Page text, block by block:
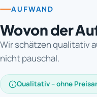
AUFWAND
Wovon der
Wir schätzen qualitativ
nicht pauschal.
Qualitativ – ohne